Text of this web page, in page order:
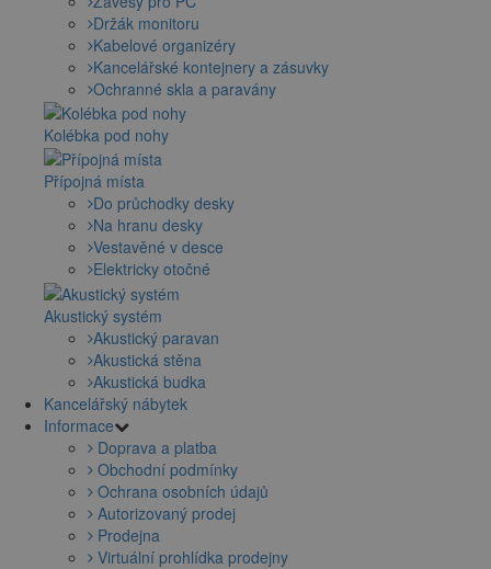
Držák monitoru
Kabelové organizéry
Kancelářské kontejnery a zásuvky
Ochranné skla a paravány
Kolébka pod nohy
Přípojná místa
Do průchodky desky
Na hranu desky
Vestavěné v desce
Elektricky otočné
Akustický systém
Akustický paravan
Akustická stěna
Akustická budka
Kancelářský nábytek
Informace
Doprava a platba
Obchodní podmínky
Ochrana osobních údajů
Autorizovaný prodej
Prodejna
Virtuální prohlídka prodejny